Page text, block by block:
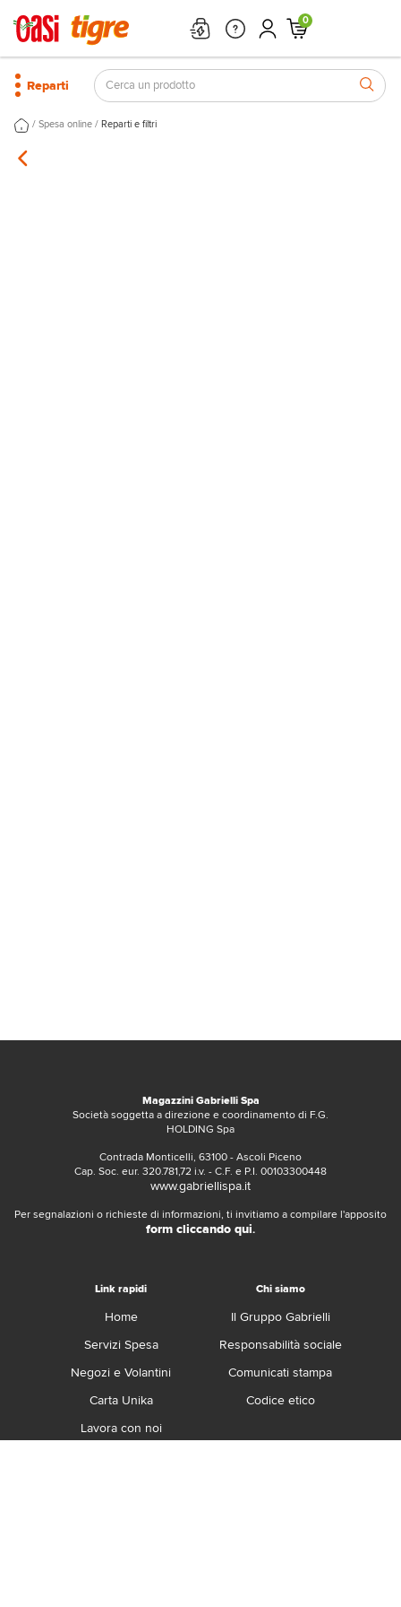
0
Reparti
/ Spesa online / Reparti e filtri
Magazzini Gabrielli Spa
Società soggetta a direzione e coordinamento di F.G.
HOLDING Spa
Contrada Monticelli, 63100 - Ascoli Piceno
Cap. Soc. eur. 320.781,72 i.v. - C.F. e P.I. 00103300448
www.gabriellispa.it
Per segnalazioni o richieste di informazioni, ti invitiamo a compilare l'apposito
form cliccando qui.
Link rapidi
Home
Servizi Spesa
Negozi e Volantini
Carta Unika
Lavora con noi
Chi siamo
Il Gruppo Gabrielli
Responsabilità sociale
Comunicati stampa
Codice etico